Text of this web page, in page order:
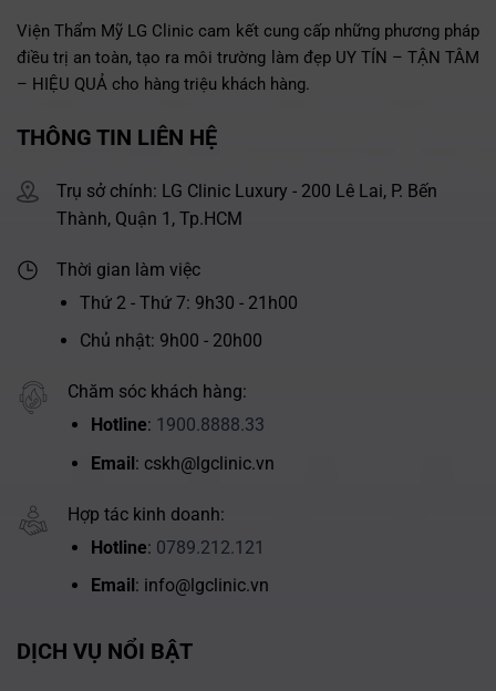
Viện Thẩm Mỹ LG Clinic cam kết cung cấp những phương pháp
điều trị an toàn, tạo ra môi trường làm đẹp UY TÍN – TẬN TÂM
– HIỆU QUẢ cho hàng triệu khách hàng.
THÔNG TIN LIÊN HỆ
Trụ sở chính: LG Clinic Luxury - 200 Lê Lai, P. Bến
Thành, Quận 1, Tp.HCM
Thời gian làm việc
Thứ 2 - Thứ 7: 9h30 - 21h00
Chủ nhật: 9h00 - 20h00
Chăm sóc khách hàng:
Hotline: 1900.8888.33
Email: cskh@lgclinic.vn
Hợp tác kinh doanh:
Hotline: 0789.212.121
Email: info@lgclinic.vn
DỊCH VỤ NỔI BẬT